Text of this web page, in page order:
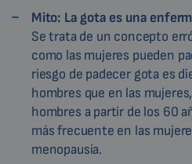
Mito: La gota es una
Se trata de un concepto
como las mujeres pueden
riesgo de padecer gota es
hombres que en las
hombres a partir de los 60
más frecuente en las
menopausia.